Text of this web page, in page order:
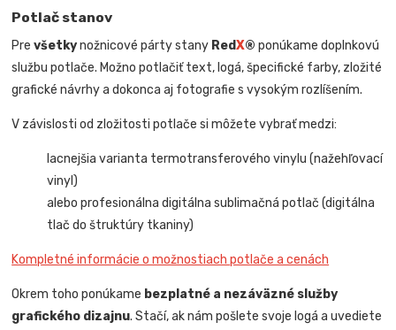
Potlač stanov
Prevšetkynožnicové párty stany RedX® ponúkame doplnkovú
službu potlače. Možno potlačiť text, logá, špecifické farby, zložité
grafické návrhy a dokonca aj fotografie s vysokým rozlíšením.
V závislosti od zložitosti potlače si môžete vybrať medzi:
lacnejšia varianta termotransferového vinylu (nažehľovací
vinyl)
alebo profesionálna digitálna sublimačná potlač (digitálna
tlač do štruktúry tkaniny)
Kompletné informácie o možnostiach potlače a cenách
Okrem toho ponúkame bezplatné a nezáväzné služby
grafického dizajnu. Stačí, ak nám pošlete svoje logá a uvediete